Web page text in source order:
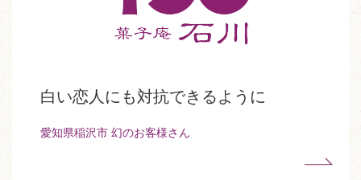
白い恋人にも対抗できるように
愛知県稲沢市 幻のお客様さん